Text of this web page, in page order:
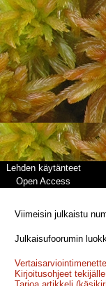
Lehden käytänteet
Open Access
Viimeisin julkaistu
Julkaisufoorumin
Kirjoitusohjeet tekijälle